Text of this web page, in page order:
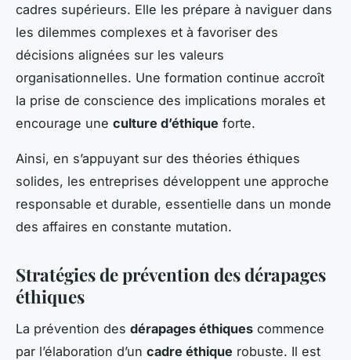
cadres supérieurs. Elle les prépare à naviguer dans
les dilemmes complexes et à favoriser des
décisions alignées sur les valeurs
organisationnelles. Une formation continue accroît
la prise de conscience des implications morales et
encourage une culture d’éthique forte.
Ainsi, en s’appuyant sur des théories éthiques
solides, les entreprises développent une approche
responsable et durable, essentielle dans un monde
des affaires en constante mutation.
Stratégies de prévention des dérapages
éthiques
La prévention des dérapages éthiques commence
par l’élaboration d’un cadre éthique robuste. Il est